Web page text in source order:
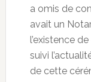
a omis de
avait un
l’existence
suivi
de cette